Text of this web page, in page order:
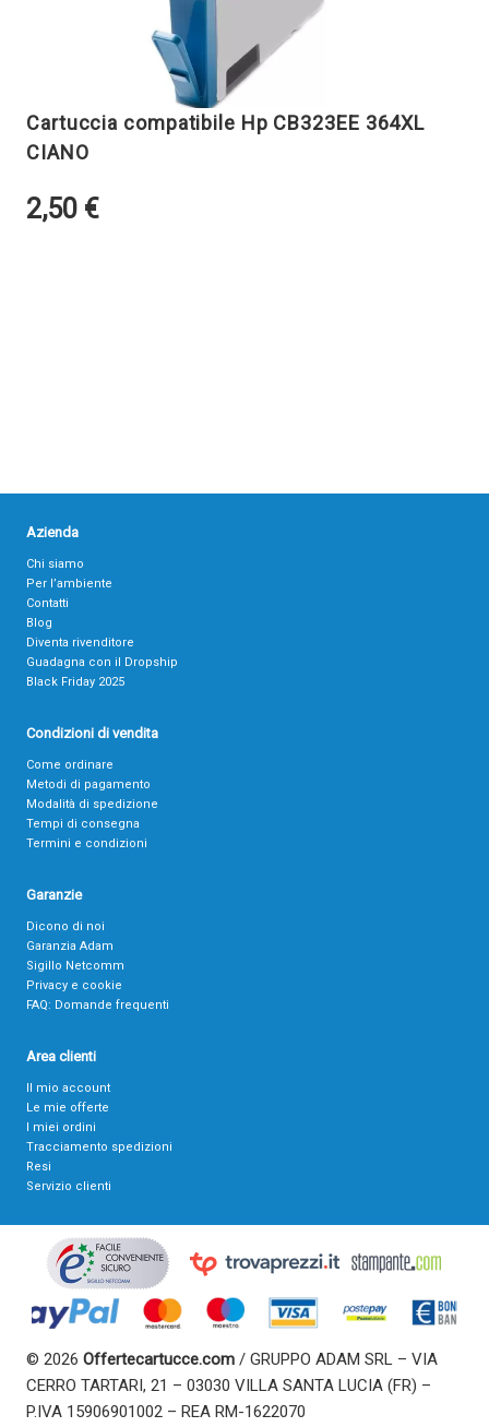
Cartuccia compatibile Hp CB323EE 364XL
CIANO
2,50 €
Azienda
Chi siamo
Per l’ambiente
Contatti
Blog
Diventa rivenditore
Guadagna con il Dropship
Black Friday 2025
Condizioni di vendita
Come ordinare
Metodi di pagamento
Modalità di spedizione
Tempi di consegna
Termini e condizioni
Garanzie
Dicono di noi
Garanzia Adam
Sigillo Netcomm
Privacy e cookie
FAQ: Domande frequenti
Area clienti
Il mio account
Le mie offerte
I miei ordini
Tracciamento spedizioni
Resi
Servizio clienti
© 2026 Offertecartucce.com / GRUPPO ADAM SRL – VIA
CERRO TARTARI, 21 – 03030 VILLA SANTA LUCIA (FR) –
P.IVA 15906901002 – REA RM-1622070